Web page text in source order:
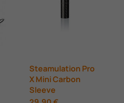
Steamulation Pro
X Mini Carbon
Sleeve